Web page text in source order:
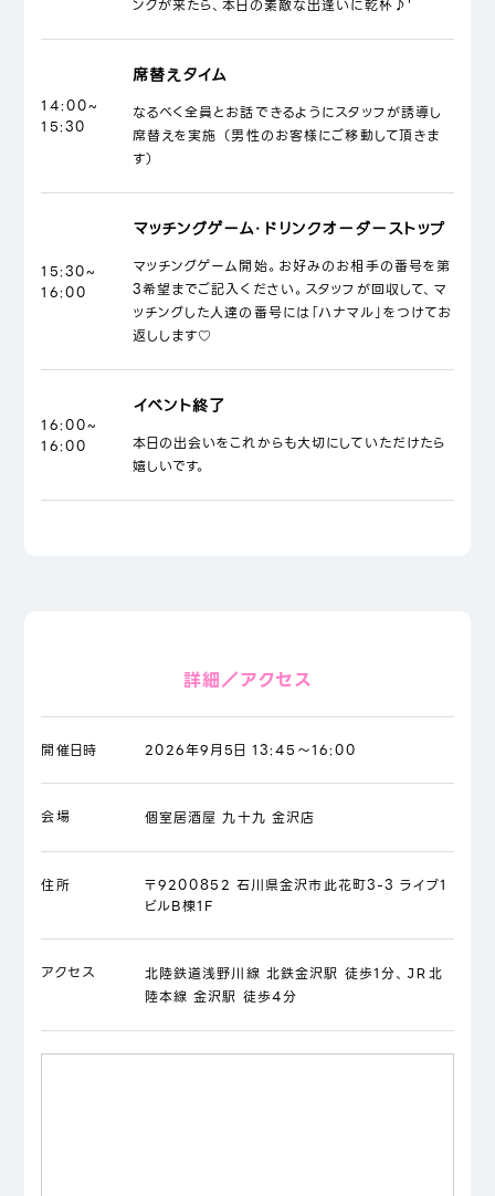
ンクが来たら、本日の素敵な出逢いに乾杯♪'
14:00~
15:30
席替えタイム
なるべく全員とお話できるようにスタッフが誘導し
席替えを実施 （男性のお客様にご移動して頂きま
す）
15:30~
16:00
マッチングゲーム・ドリンクオーダーストップ
マッチングゲーム開始。お好みのお相手の番号を第
3希望までご記入ください。スタッフが回収して、マ
ッチングした人達の番号には「ハナマル」をつけてお
返しします♡
16:00~
16:00
イベント終了
本日の出会いをこれからも大切にしていただけたら
嬉しいです。
詳細／アクセス
開催日時 2026年9月5日 13:45～16:00
会場 個室居酒屋 九十九 金沢店
住所
〒9200852 石川県金沢市此花町3-3 ライブ1
ビルB棟1F
アクセス
北陸鉄道浅野川線 北鉄金沢駅 徒歩1分、ＪＲ北
陸本線 金沢駅 徒歩4分